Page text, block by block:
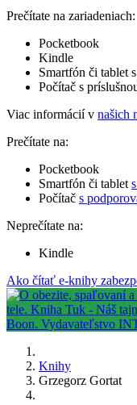
Prečítate na zariadeniach:
Pocketbook
Kindle
Smartfón či tablet
Počítač s
Viac informácií v našich
Prečítate na:
Pocketbook
Smartfón či tablet
Počítač s
Neprečítate na:
Kindle
Ako čítať e-knihy
Knihy
Grzegorz Gortat